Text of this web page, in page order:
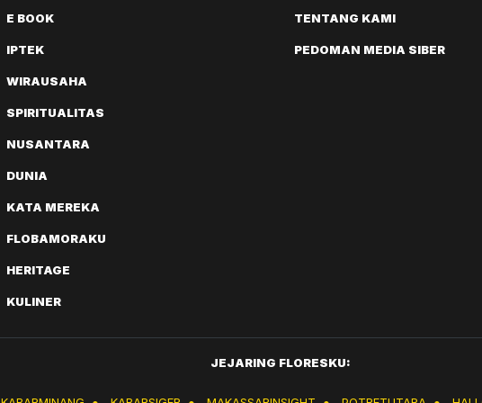
E BOOK
IPTEK
WIRAUSAHA
SPIRITUALITAS
NUSANTARA
DUNIA
KATA MEREKA
FLOBAMORAKU
HERITAGE
KULINER
TENTANG KAMI
PEDOMAN MEDIA SIBER
JEJARING FLORESKU: